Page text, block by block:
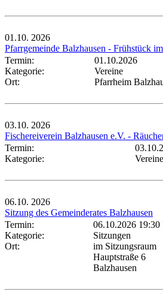
01.10. 2026
Pfarrgemeinde Balzhausen - Frühstück
Termin:
01.10.2026
Kategorie:
Vereine
Ort:
Pfarrheim
03.10. 2026
Fischereiverein Balzhausen e.V. -
Termin:
Kategorie:
Vereine
06.10. 2026
Sitzung des Gemeinderates Balzhausen
Termin:
06.10.2026 19:30
Kategorie:
Sitzungen
Ort:
im Sitzungsraum
Hauptstraße 6
Balzhausen